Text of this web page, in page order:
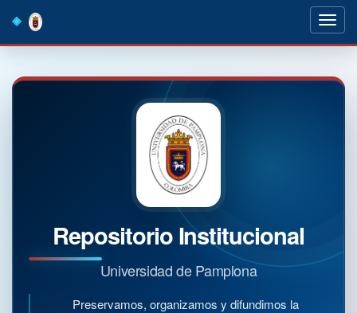
navigation
Repositorio Institucional
Universidad de Pamplona
Preservamos, organizamos y difundimos la